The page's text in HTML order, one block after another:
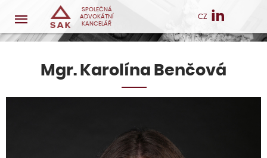
Mgr. Karolína Benčová
SPOLEČNÁ
ADVOKÁTNÍ
KANCELÁŘ
CZ